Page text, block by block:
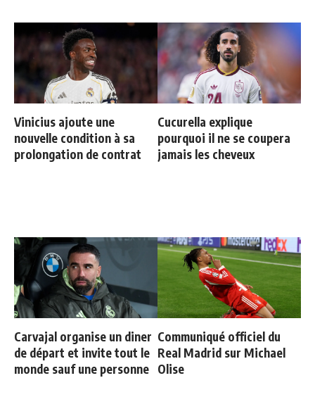
Vinicius ajoute une
nouvelle condition à sa
prolongation de contrat
Cucurella explique
pourquoi il ne se coupera
jamais les cheveux
Carvajal organise un diner
de départ et invite tout le
monde sauf une personne
Communiqué officiel du
Real Madrid sur Michael
Olise